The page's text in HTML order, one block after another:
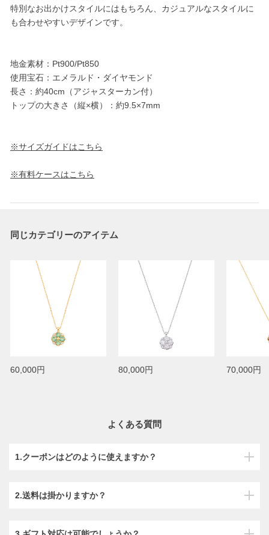
特別なお出かけスタイルにはもちろん、カジュアルなスタイルに
も合わせやすいデザインです。
地金素材：Pt900/Pt850
使用宝石：エメラルド・ダイヤモンド
長さ：約40cm（アジャスターカン付）
トップの大きさ（縦×横）：約9.5×7mm
※サイズガイドはこちら
※有料ケースはこちら
同じカテゴリーのアイテム
60,000円 80,000円 70,000円
よくある質問
1.クーポンはどのように使えますか？
2.送料は掛かりますか？